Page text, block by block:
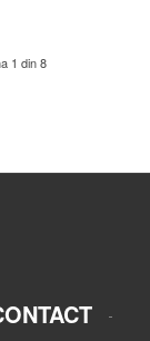
1 din 8